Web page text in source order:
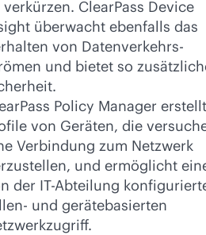
verkürzen. ClearPass Device
überwacht ebenfalls das
von Datenverkehrs-
und bietet so
Policy Manager erstellt
von Geräten, die
Verbindung zum Netzwerk
und ermöglicht
der IT-Abteilung
und gerätebasierten